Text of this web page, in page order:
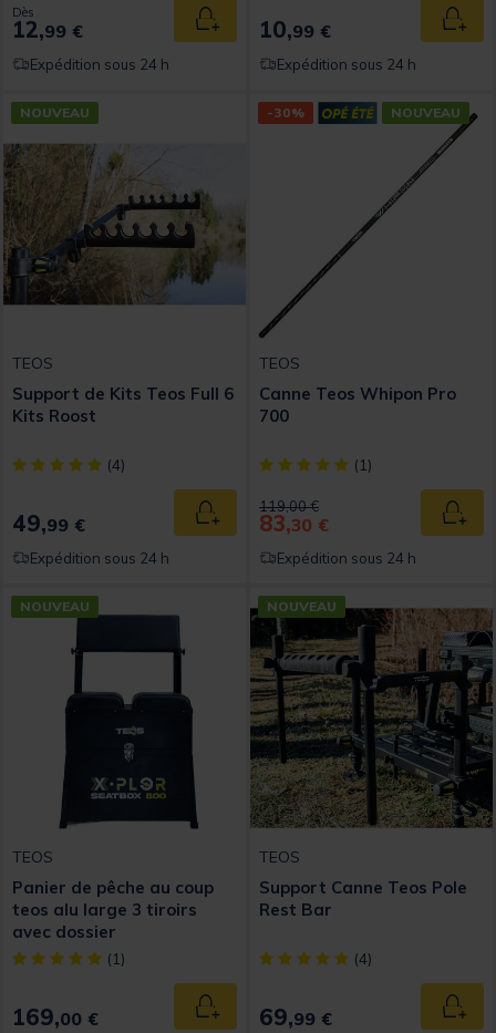
Dès
12,99 € Ajouter au panier
Expédition sous 24 h
10,99 €
Expédition sous 24 h
NOUVEAU
TEOS
Support de Kits Teos Full 6
Kits Roost
[object Object] out of 5 Customer Rating
(4)
49,99 € Ajouter au panier
Expédition sous 24 h
-30% NOUVEAU
TEOS
Canne Teos Whipon Pro
700
[object Object] out of 5
(1)
Price reduced from
119,00 €to
83,30 €
Expédition sous 24 h
NOUVEAU
TEOS
Panier de pêche au coup
teos alu large 3 tiroirs
avec dossier
[object Object] out of 5 Customer Rating
(1)
169,00 € Ajouter au panier
NOUVEAU
TEOS
Support Canne Teos Pole
Rest Bar
[object Object] out of 5
(4)
69,99 €